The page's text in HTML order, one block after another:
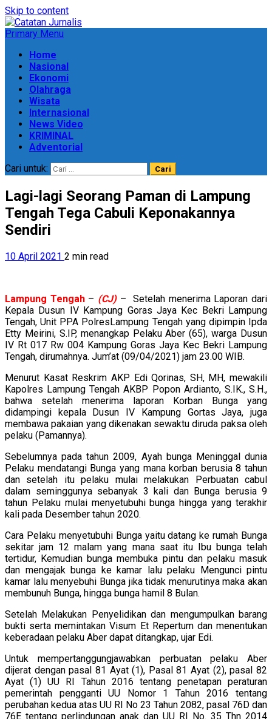
Skip to content
Primary Menu
Home
Nasional
Ekonomi
Olahraga
Wisata
Internasional
News Video
KRIMINAL
Adventorial
Cari untuk:
Lagi-lagi Seorang Paman di Lampung
Tengah Tega Cabuli Keponakannya
Sendiri
10 April 2021 2 min read
Lampung Tengah– (CJ)– Setelah menerima Laporan dari
Kepala Dusun IV Kampung Goras Jaya Kec Bekri Lampung
Tengah, Unit PPA PolresLampung Tengah yang dipimpin Ipda
Etty Meirini, S.IP, menangkap Pelaku Aber (65), warga Dusun
IV Rt 017 Rw 004 Kampung Goras Jaya Kec Bekri Lampung
Tengah, dirumahnya. Jum’at (09/04/2021) jam 23.00 WIB.
Menurut Kasat Reskrim AKP Edi Qorinas, SH, MH, mewakili
Kapolres Lampung Tengah AKBP Popon Ardianto, S.IK., S.H.,
bahwa setelah menerima laporan Korban Bunga yang
didampingi kepala Dusun IV Kampung Gortas Jaya, juga
membawa pakaian yang dikenakan sewaktu diruda paksa oleh
pelaku (Pamannya).
Sebelumnya pada tahun 2009, Ayah bunga Meninggal dunia
Pelaku mendatangi Bunga yang mana korban berusia 8 tahun
dan setelah itu pelaku mulai melakukan Perbuatan cabul
dalam seminggunya sebanyak 3 kali dan Bunga berusia 9
tahun Pelaku mulai menyetubuhi bunga hingga yang terakhir
kali pada Desember tahun 2020.
Cara Pelaku menyetubuhi Bunga yaitu datang ke rumah Bunga
sekitar jam 12 malam yang mana saat itu Ibu bunga telah
tertidur, Kemudian bunga membuka pintu dan pelaku masuk
dan mengajak bunga ke kamar lalu pelaku Mengunci pintu
kamar lalu menyebuhi Bunga jika tidak menurutinya maka akan
membunuh Bunga, hingga bunga hamil 8 Bulan.
Setelah Melakukan Penyelidikan dan mengumpulkan barang
bukti serta memintakan Visum Et Repertum dan menentukan
keberadaan pelaku Aber dapat ditangkap, ujar Edi.
Untuk mempertanggungjawabkan perbuatan pelaku Aber
dijerat dengan pasal 81 Ayat (1), Pasal 81 Ayat (2), pasal 82
Ayat (1) UU RI Tahun 2016 tentang penetapan peraturan
pemerintah pengganti UU Nomor 1 Tahun 2016 tentang
perubahan kedua atas UU RI No 23 Tahun 2082, pasal 76D dan
76E tentang perlindungan anak dan UU RI No. 35 Thn 2014